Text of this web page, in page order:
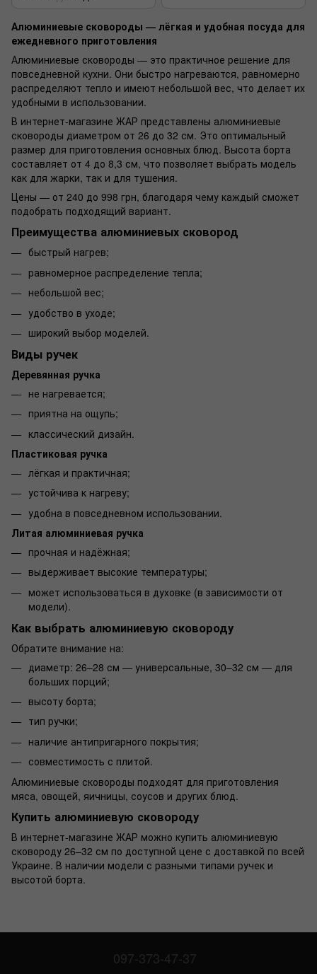
Алюминиевые сковороды — лёгкая и удобная посуда для
ежедневного приготовления
Алюминиевые сковороды — это практичное решение для
повседневной кухни. Они быстро нагреваются, равномерно
распределяют тепло и имеют небольшой вес, что делает их
удобными в использовании.
В интернет-магазине ЖАР представлены алюминиевые
сковороды диаметром от 26 до 32 см. Это оптимальный
размер для приготовления основных блюд. Высота борта
составляет от 4 до 8,3 см, что позволяет выбрать модель
как для жарки, так и для тушения.
Цены — от 240 до 998 грн, благодаря чему каждый сможет
подобрать подходящий вариант.
Преимущества алюминиевых сковород
быстрый нагрев;
равномерное распределение тепла;
небольшой вес;
удобство в уходе;
широкий выбор моделей.
Виды ручек
Деревянная ручка
не нагревается;
приятна на ощупь;
классический дизайн.
Пластиковая ручка
лёгкая и практичная;
устойчива к нагреву;
удобна в повседневном использовании.
Литая алюминиевая ручка
прочная и надёжная;
выдерживает высокие температуры;
может использоваться в духовке (в зависимости от
модели).
Как выбрать алюминиевую сковороду
Обратите внимание на:
диаметр: 26–28 см — универсальные, 30–32 см — для
больших порций;
высоту борта;
тип ручки;
наличие антипригарного покрытия;
совместимость с плитой.
Алюминиевые сковороды подходят для приготовления
мяса, овощей, яичницы, соусов и других блюд.
Купить алюминиевую сковороду
В интернет-магазине ЖАР можно купить алюминиевую
сковороду 26–32 см по доступной цене с доставкой по всей
Украине. В наличии модели с разными типами ручек и
высотой борта.
097-373-47-37